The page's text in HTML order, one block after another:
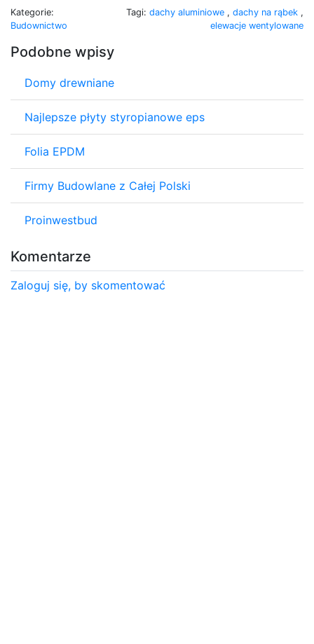
Kategorie:
Budownictwo
Tagi: dachy aluminiowe , dachy na rąbek ,
elewacje wentylowane
Podobne wpisy
Domy drewniane
Najlepsze płyty styropianowe eps
Folia EPDM
Firmy Budowlane z Całej Polski
Proinwestbud
Komentarze
Zaloguj się, by skomentować